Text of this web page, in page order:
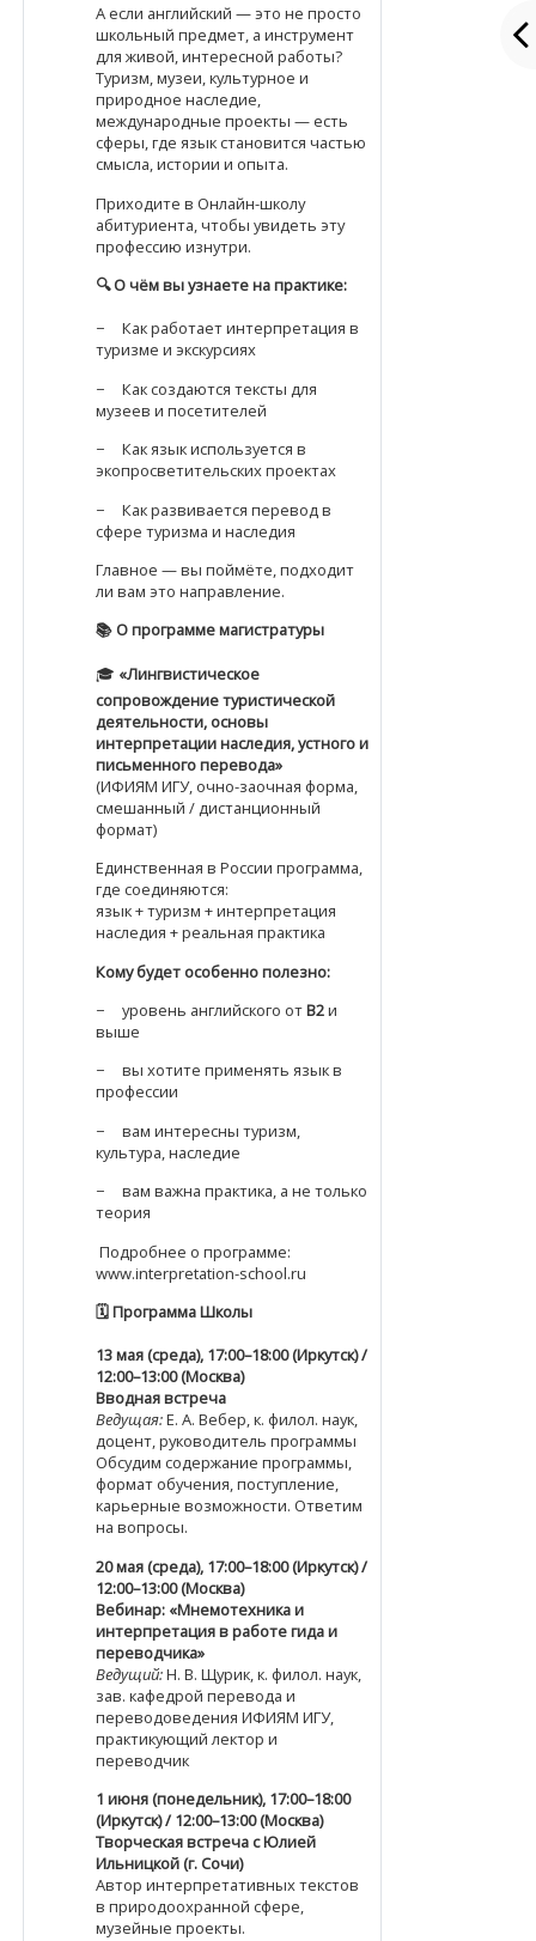
А если английский — это не просто
школьный предмет, а инструмент
для живой, интересной работы?
Туризм, музеи, культурное и
природное наследие,
международные проекты — есть
сферы, где язык становится частью
смысла, истории и опыта.
Приходите в Онлайн-школу
абитуриента, чтобы увидеть эту
профессию изнутри.
🔍О чём вы узнаете на практике:
− Как работает интерпретация в
туризме и экскурсиях
− Как создаются тексты для
музеев и посетителей
− Как язык используется в
экопросветительских проектах
− Как развивается перевод в
сфере туризма и наследия
Главное — вы поймёте, подходит
ли вам это направление.
📚О программе магистратуры
🎓 «Лингвистическое
сопровождение туристической
деятельности, основы
интерпретации наследия, устного и
письменного перевода»
(ИФИЯМ ИГУ, очно-заочная форма,
смешанный / дистанционный
формат)
Единственная в России программа,
где соединяются:
язык + туризм + интерпретация
наследия + реальная практика
Кому будет особенно полезно:
− уровень английского отB2и
выше
− вы хотите применять язык в
профессии
− вам интересны туризм,
культура, наследие
− вам важна практика, а не только
теория
Подробнее о программе:
www.interpretation-school.ru
🗓️ Программа Школы
13 мая (среда), 17:00–18:00 (Иркутск) /
12:00–13:00 (Москва)
Вводная встреча
Ведущая:Е. А. Вебер, к. филол. наук,
доцент, руководитель программы
Обсудим содержание программы,
формат обучения, поступление,
карьерные возможности. Ответим
на вопросы.
20 мая (среда), 17:00–18:00 (Иркутск) /
12:00–13:00 (Москва)
Вебинар: «Мнемотехника и
интерпретация в работе гида и
переводчика»
Ведущий:Н. В. Щурик, к. филол. наук,
зав. кафедрой перевода и
переводоведения ИФИЯМ ИГУ,
практикующий лектор и
переводчик
1 июня (понедельник), 17:00–18:00
(Иркутск) / 12:00–13:00 (Москва)
Творческая встреча с Юлией
Ильницкой (г. Сочи)
Автор интерпретативных текстов
в природоохранной сфере,
музейные проекты.